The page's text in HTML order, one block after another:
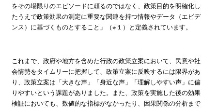
をその場限りのエピソードに頼るのではなく、政策目的を明確化し
たうえで政策効果の測定に重要な関連を持つ情報やデータ（エビデ
ンス）に基づくものとすること」（※１）と定義されています。
これまで、政府や地方を含めた行政の政策立案において、民意や社
会情勢をタイムリーに把握して、政策立案に反映するには限界があ
り、政策立案は「大きな声」「身近な声」「理解しやすい声」に偏
りやすいという課題がありました。また、政策を実施した後の効果
検証においても、数値的な指標がなかったり、因果関係の分析まで